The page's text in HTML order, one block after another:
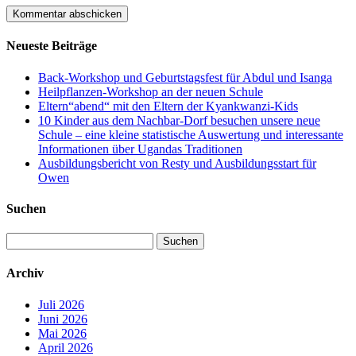
Neueste Beiträge
Back-Workshop und Geburtstagsfest für Abdul und Isanga
Heilpflanzen-Workshop an der neuen Schule
Eltern“abend“ mit den Eltern der Kyankwanzi-Kids
10 Kinder aus dem Nachbar-Dorf besuchen unsere neue
Schule – eine kleine statistische Auswertung und interessante
Informationen über Ugandas Traditionen
Ausbildungsbericht von Resty und Ausbildungsstart für
Owen
Suchen
nach:
Archiv
Juli 2026
Juni 2026
Mai 2026
April 2026